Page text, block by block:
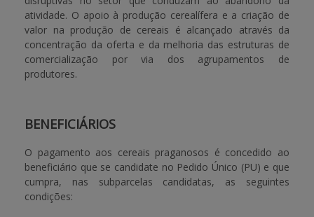
atividade. O apoio à produção cerealífera e a criação de
valor na produção de cereais é alcançado através da
concentração da oferta e da melhoria das estruturas de
comercialização por via dos agrupamentos de
produtores.
BENEFICIÁRIOS
O pagamento aos cereais praganosos é concedido ao
beneficiário que se candidate no Pedido Único (PU) e que
cumpra, nas subparcelas candidatas, as seguintes
condições: